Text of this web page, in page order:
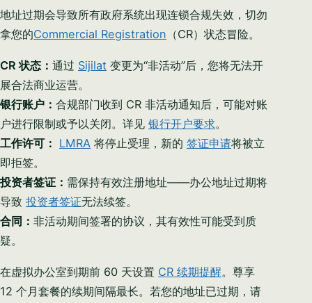
地址过期会导致所有政府系统出现连锁合规失效，切勿
拿您的Commercial Registration （CR）状态冒险。
CR 状态： 通过 Sijilat 变更为“非活动”后，您将无法开
展合法商业运营。
银行账户： 合规部门收到 CR 非活动通知后，可能对账
户进行限制或予以关闭。详见 银行开户要求。
工作许可： LMRA 将停止受理，新的 签证申请将被立
即拒签。
投资者签证： 需保持有效注册地址——办公地址过期将
导致 投资者签证无法续签。
合同： 非活动期间签署的协议，其有效性可能受到质
疑。
在虚拟办公室到期前 60 天设置 CR 续期提醒。尊享
12 个月套餐的续期间隔最长。若您的地址已过期，请